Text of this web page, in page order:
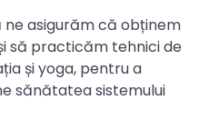
asigurăm că obținem
să practicăm tehnici de
și yoga, pentru a
sănătatea sistemului